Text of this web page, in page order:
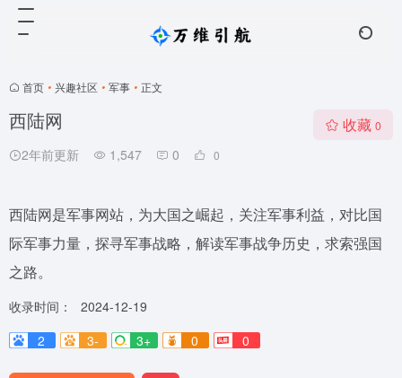
首页 • 兴趣社区 • 军事 • 正文
西陆网
2年前更新 1,547 0 0
收藏 0
西陆网是军事网站，为大国之崛起，关注军事利益，对比国
际军事力量，探寻军事战略，解读军事战争历史，求索强国
之路。
收录时间：
2024-12-19
2
3- 3+ 0 0